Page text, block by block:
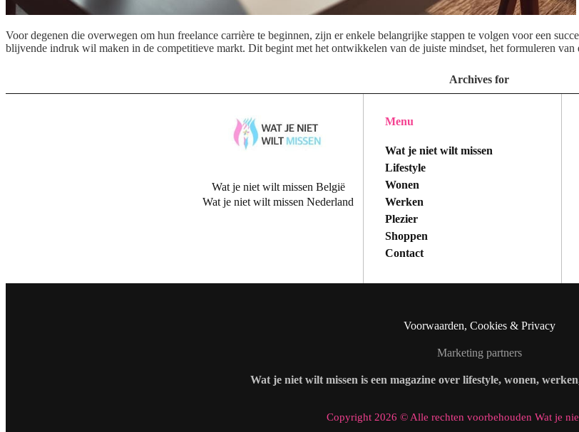
Voor degenen die overwegen om hun freelance carrière te beginnen, zijn er enkele belangrijke stappen te volgen voor een
blijvende indruk wil maken in de competitieve markt. Dit begint met het ontwikkelen van de juiste mindset, het formuleren
Archives for
Wat je niet wilt missen België
Wat je niet wilt missen Nederland
Menu
Wat je niet wilt missen
Lifestyle
Wonen
Werken
Plezier
Shoppen
Contact
Voorwaarden, Cookies & Privacy
Marketing partners
Wat je niet wilt missen is een magazine over lifestyle, wonen,
Copyright 2026 © Alle rechten voorbehouden Wat je